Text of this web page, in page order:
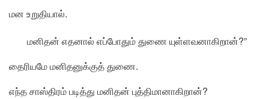
மன உறுதியால்.
மனிதன் எதனால் எப்போதும் துணை யுள்ளவனாகிறான்?”
தைரியமே மனிதனுக்குத் துணை.
எந்த சாஸ்திரம் படித்து மனிதன் புத்திமானாகிறான்?